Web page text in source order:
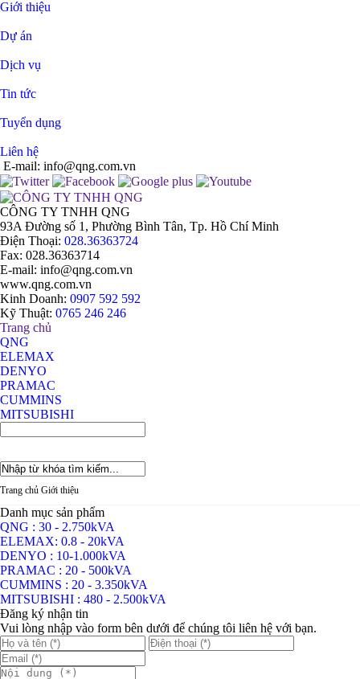
Giới thiệu
Dự án
Dịch vụ
Tin tức
Tuyển dụng
Liên hệ
E-mail: info@qng.com.vn
CÔNG TY TNHH QNG
93A Đường số 1, Phường Bình Tân, Tp. Hồ Chí Minh
Điện Thoại: 028.36363724
Fax: 028.36363714
E-mail: info@qng.com.vn
www.qng.com.vn
Kinh Doanh: 0907 592 592
Kỹ Thuật: 0765 246 246
Trang chủ
QNG
ELEMAX
DENYO
PRAMAC
CUMMINS
MITSUBISHI
Trang chủ
Giới thiệu
Sản phẩm
QNG : 30 - 2.750kVA
ELEMAX: 0.8 - 20kVA
DENYO : 10-1.000kVA
PRAMAC : 20 - 500kVA
CUMMINS : 20 - 3.350kVA
MITSUBISHI : 480 - 2.500kVA
Dự án
Dịch vụ
Tin tức
Tuyển dụng
Liên hệ
Trang chủ Giới thiệu
Danh mục sản phẩm
QNG : 30 - 2.750kVA
ELEMAX: 0.8 - 20kVA
DENYO : 10-1.000kVA
PRAMAC : 20 - 500kVA
CUMMINS : 20 - 3.350kVA
MITSUBISHI : 480 - 2.500kVA
Đăng ký nhận tin
Vui lòng nhập vào form bên dưới để chúng tôi liên hệ với bạn.